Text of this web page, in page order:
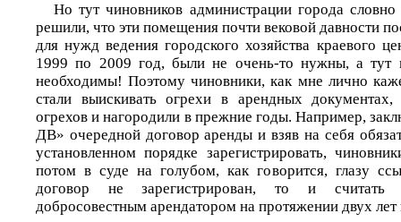
Но тут чиновников администрации города
решили, что эти помещения почти вековой давности
для нужд ведения городского хозяйства краевого
1999 по 2009 год, были не очень-то нужны, а тут
необходимы! Поэтому чиновники, как мне лично
стали выискивать огрехи в арендных
огрехов и нагородили в прежние годы. Например,
ДВ» очередной договор аренды и взяв на себя
установленном порядке зарегистрировать,
потом в суде на голубом, как говорится, глазу
договор не зарегистрирован, то и
добросовестным арендатором на протяжении двух